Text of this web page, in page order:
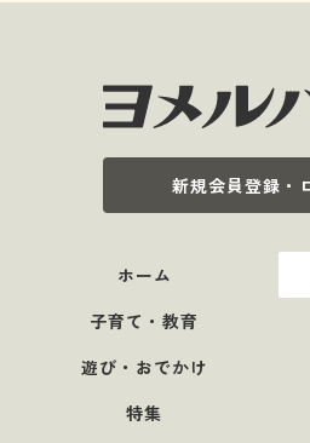
新規会員登録・
ホーム
子育て・教育
遊び・おでかけ
特集